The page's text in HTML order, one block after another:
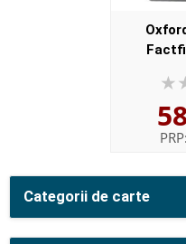
Categorii de carte
58
PRP: